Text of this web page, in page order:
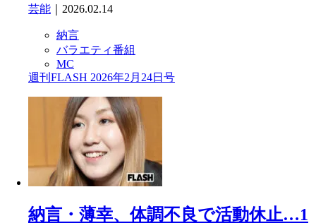
芸能 ｜2026.02.14
納言
バラエティ番組
MC
週刊FLASH 2026年2月24日号
納言・薄幸、体調不良で活動休止…1